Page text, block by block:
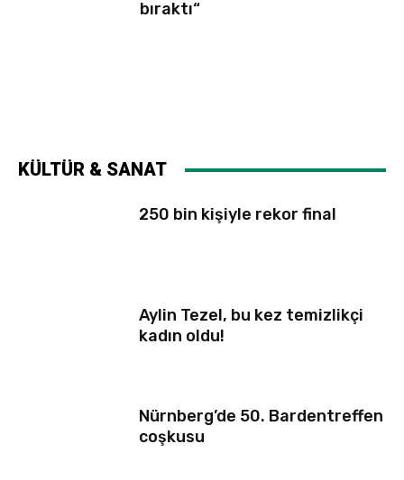
bıraktı“
KÜLTÜR & SANAT
250 bin kişiyle rekor final
Aylin Tezel, bu kez temizlikçi
kadın oldu!
Nürnberg’de 50. Bardentreffen
coşkusu